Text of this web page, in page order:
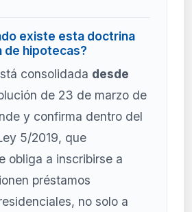
existe esta doctrina
de hipotecas?
consolidada desde
de 23 de marzo de
y confirma dentro del
5/2019, que
obliga a inscribirse a
préstamos
no solo a